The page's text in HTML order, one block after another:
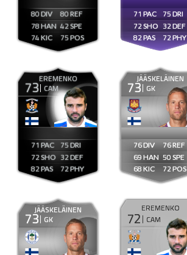
80
78
74
80
42
75
71
72
82
75
32
72
73 CAM
EREMENKO
71
72
82
75
32
72
73 GK
JÄÄSKELÄINEN
76
69
68
76
50
72
73 GK
JÄÄSKELÄINEN 72 CAM
EREMENKO